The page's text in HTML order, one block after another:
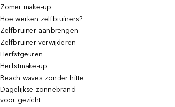
Zomer make-up
Hoe werken zelfbruiners?
Zelfbruiner aanbrengen
Zelfbruiner verwijderen
Herfstgeuren
Herfstmake-up
Beach waves zonder hitte
Dagelijkse zonnebrand
voor gezicht